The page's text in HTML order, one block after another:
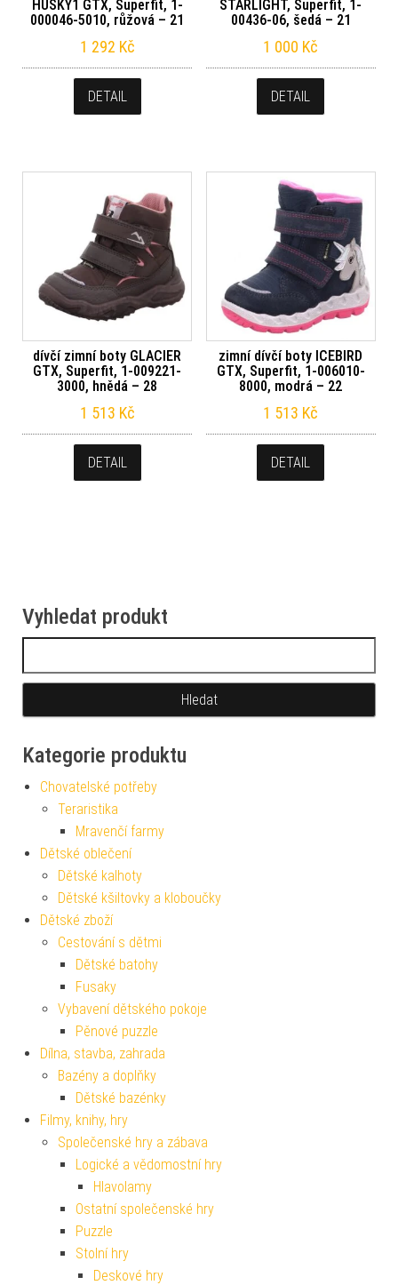
HUSKY1 GTX, Superfit, 1-
000046-5010, růžová – 21
1 292 Kč
DETAIL
STARLIGHT, Superfit, 1-
00436-06, šedá – 21
1 000 Kč
DETAIL
dívčí zimní boty GLACIER
GTX, Superfit, 1-009221-
3000, hnědá – 28
1 513 Kč
DETAIL
zimní dívčí boty ICEBIRD
GTX, Superfit, 1-006010-
8000, modrá – 22
1 513 Kč
DETAIL
Vyhledat produkt
Kategorie produktu
Chovatelské potřeby
Teraristika
Mravenčí farmy
Dětské oblečení
Dětské kalhoty
Dětské kšiltovky a kloboučky
Dětské zboží
Cestování s dětmi
Dětské batohy
Fusaky
Vybavení dětského pokoje
Pěnové puzzle
Dílna, stavba, zahrada
Bazény a doplňky
Dětské bazénky
Filmy, knihy, hry
Společenské hry a zábava
Logické a vědomostní hry
Hlavolamy
Ostatní společenské hry
Puzzle
Stolní hry
Deskové hry